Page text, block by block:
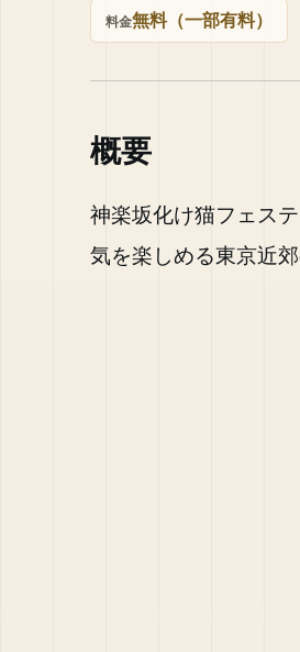
料金無料（一部有料）
概要
神楽坂化け猫フェス
気を楽しめる東京近郊